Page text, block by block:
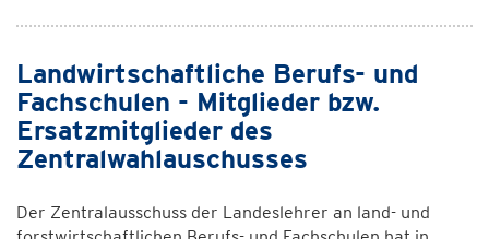
Landwirtschaftliche Berufs- und
Fachschulen - Mitglieder bzw.
Ersatzmitglieder des
Zentralwahlauschusses
Der Zentralausschuss der Landeslehrer an land- und